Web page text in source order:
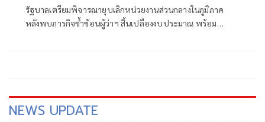
รัฐบาลเตรียมพิจารณายุบเลิกหน่วยงานส่วนกลางในภูมิภาค
หลังพบภารกิจซ้ำซ้อนผู้ว่าฯ สิ้นเปลืองงบประมาณ พร้อม
NEWS UPDATE